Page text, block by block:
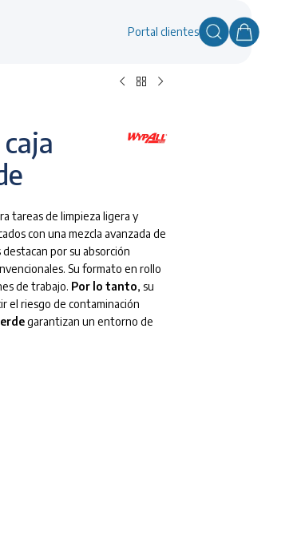
Portal clientes
tareas de limpieza ligera y
con una mezcla avanzada de
por su absorción
Su formato en rollo
de trabajo. Por lo tanto, su
el riesgo de contaminación
garantizan un entorno de